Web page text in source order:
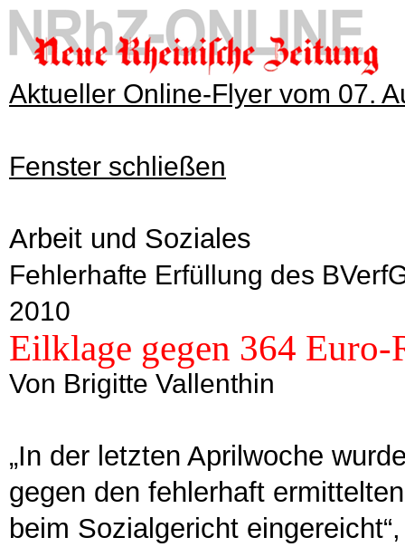
Aktueller Online-Flyer vom 07.
Fenster schließen
Arbeit und Soziales
Fehlerhafte Erfüllung des
2010
Eilklage gegen 364 Euro-
Von Brigitte Vallenthin
„In der letzten Aprilwoche
gegen den fehlerhaft
beim Sozialgericht